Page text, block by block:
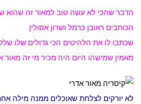
הדבר שהכי לא עשה טוב למאור זה שהוא
הכותבים ראובן כרמל ושרון אסולין
שכתבו לו את הלהיטים הכי גדולים שלו
מאמין שמישהו היום היה מכיר מי זה מאור
לא יורקים לצלחת שאוכלים ממנה מילה